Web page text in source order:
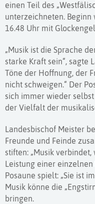
einen Teil des
unterzeichneten.
16.48 Uhr mit
„Musik ist die Sprache
starke Kraft sein“, sagte
Töne der Hoffnung, der
nicht schweigen.“ Der
sich immer wieder
der Vielfalt der
Landesbischof Meister
Freunde und Feinde
stiften: „Musik
Leistung einer einzelnen
Posaune spielt: „Sie ist
Musik könne die
bringen.